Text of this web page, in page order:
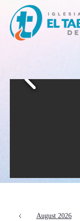
August 2026